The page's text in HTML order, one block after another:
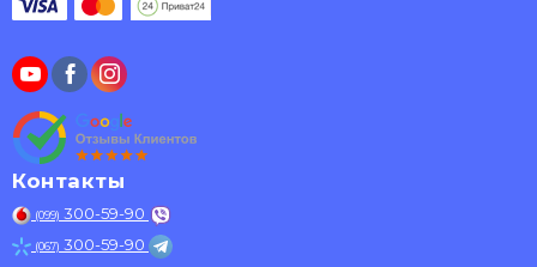
Контакты
(099) 300-59-90
(067) 300-59-90